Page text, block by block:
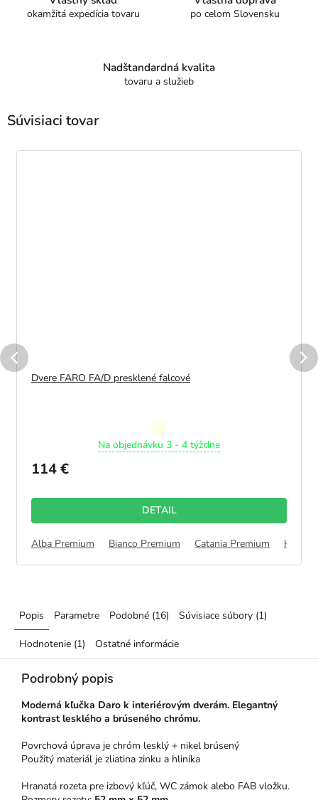
okamžitá expedícia tovaru po celom Slovensku
Nadštandardná kvalita
tovaru a služieb
Súvisiaci tovar
Dvere FARO FA/D presklené falcové
hodnotenie
z
5
hviezdičiek.
Na objednávku 3 - 4 týždne
114 €
DETAIL
Alba Premium Bianco Premium Catania Premium Halifax
Popis Parametre Podobné (16) Súvisiace súbory (1)
Hodnotenie (1) Ostatné informácie
Podrobný popis
Moderná kľučka Daro k interiérovým dverám. Elegantný
kontrast lesklého a brúseného chrómu.
Povrchová úprava je chróm lesklý + nikel brúsený
Použitý materiál je zliatina zinku a hliníka
Hranatá rozeta pre izbový kľúč, WC zámok alebo FAB vložku.